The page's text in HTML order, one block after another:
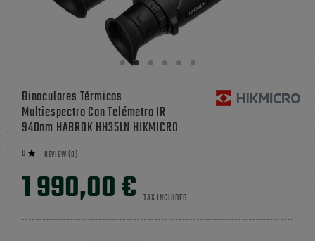
Binoculares Térmicos
Multiespectro Con Telémetro IR
940nm HABROK HH35LN HIKMICRO
0  REVIEW (0)
1 990,00 € TAX INCLUDED